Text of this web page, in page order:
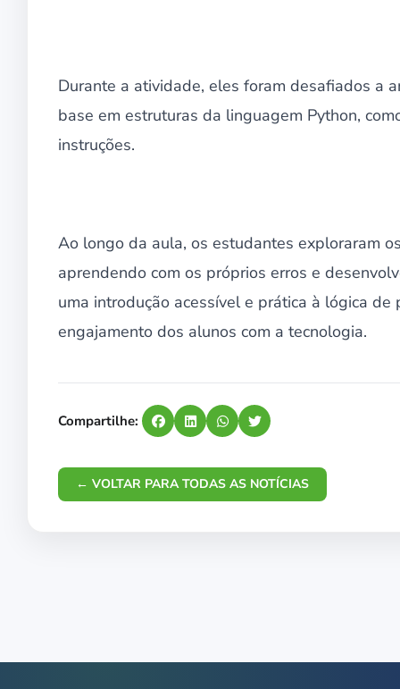
Durante a atividade, eles foram desafiados a
base em estruturas da linguagem Python,
instruções.
Ao longo da aula, os estudantes exploraram
aprendendo com os próprios erros e
uma introdução acessível e prática à lógica
engajamento dos alunos com a tecnologia.
Compartilhe:
← VOLTAR PARA TODAS AS NOTÍCIAS